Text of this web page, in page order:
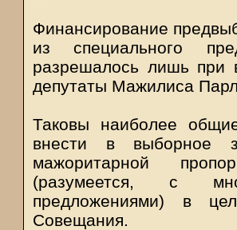
Финансирование
из специального
разрешалось лишь при
депутаты Мажилиса
Таковы наиболее
внести в выборное
мажоритарной
(разумеется, с
предложениями) в
Совещания.